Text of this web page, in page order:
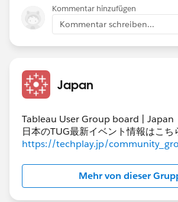
Kommentar hinzufügen
Kommentar schreiben...
Japan
Tableau User Group board | Japan
日本のTUG最新イベント情報はこち
https://techplay.jp/
Mehr von dieser